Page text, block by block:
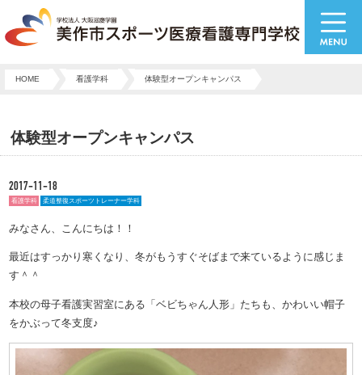
HOME 看護学科 体験型オープンキャンパス
体験型オープンキャンパス
2017-11-18
看護学科 柔道整復スポーツトレーナー学科
みなさん、こんにちは！！
最近はすっかり寒くなり、冬がもうすぐそばまで来ているように感じま
す＾＾
本校の母子看護実習室にある「ベビちゃん人形」たちも、かわいい帽子
をかぶって冬支度♪